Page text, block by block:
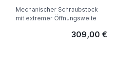
Mechanischer Schraubstock
mit extremer Öffnungsweite
309,00 €